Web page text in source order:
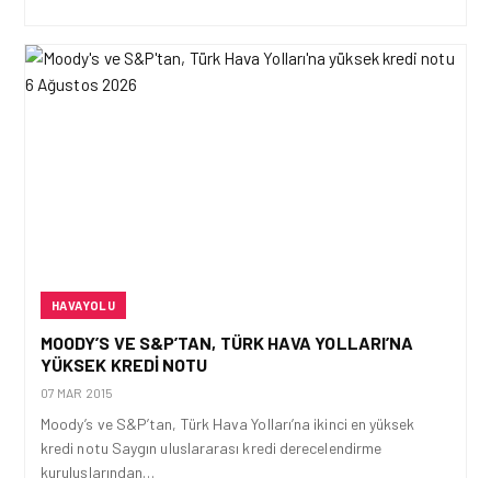
HAVAYOLU
MOODY’S VE S&P’TAN, TÜRK HAVA YOLLARI’NA
YÜKSEK KREDI NOTU
07 MAR 2015
Moody’s ve S&P’tan, Türk Hava Yolları’na ikinci en yüksek
kredi notu Saygın uluslararası kredi derecelendirme
kuruluşlarından…